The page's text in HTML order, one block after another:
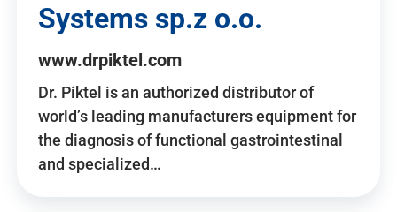
Systems sp.z o.o.
www.drpiktel.com
Dr. Piktel is an authorized distributor of
world’s leading manufacturers equipment for
the diagnosis of functional gastrointestinal
and specialized…